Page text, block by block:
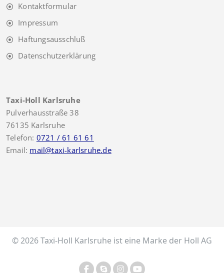
Kontaktformular
Impressum
Haftungsausschluß
Datenschutzerklärung
Taxi-Holl Karlsruhe
Pulverhausstraße 38
76135 Karlsruhe
Telefon: 0721 / 61 61 61
Email: mail@taxi-karlsruhe.de
© 2026 Taxi-Holl Karlsruhe ist eine Marke der Holl AG